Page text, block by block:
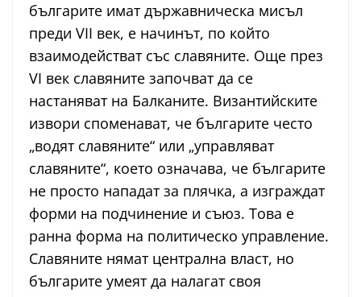
българите имат държавническа мисъл
преди VII век, е начинът, по който
взаимодействат със славяните. Още през
VI век славяните започват да се
настаняват на Балканите. Византийските
извори споменават, че българите често
„водят славяните“ или „управляват
славяните“, което означава, че българите
не просто нападат за плячка, а изграждат
форми на подчинение и съюз. Това е
ранна форма на политическо управление.
Славяните нямат централна власт, но
българите умеят да налагат своя